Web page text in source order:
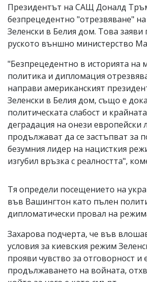
Ако
откриете
обиден
за
вас
коментар,
моля
сигнализирайте
ни!
Президентът на САЩ Доналд
безпрецедентно "отрезвяване"
Зеленски в Белия дом. Това заяви
руското външно министерство
"Безпрецедентно в историята на
политика и дипломация
направи американският
Зеленски в Белия дом, също е
политическата слабост и
деградация на онези европейски
продължават да се застъпват за
безумния лидер на нацисткия
изгубил връзка с реалността",
Тя определи посещението на
във Вашингтон като пълен
дипломатически провал на
Захарова подчерта, че във
условия за киевския режим
прояви чувство за отговорност и
продължаването на войната,